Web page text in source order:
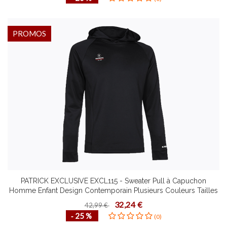
PATRICK EXCLUSIVE EXCL115 - Sweater Pull à Capuchon
Homme Enfant Design Contemporain Plusieurs Couleurs Tailles
Confortable
42,99 € 32,24 €
‐ 25 % (0)
PROMOS